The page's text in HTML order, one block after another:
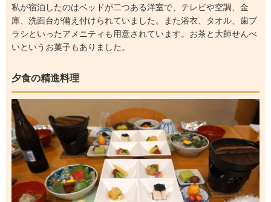
私が宿泊したのはベッドが二つある洋室で、テレビや空調、金
庫、洗面台が備え付けられていました。また浴衣、タオル、歯ブ
ラシといったアメニティも用意されています。お茶と大師せんべ
いというお菓子もありました。
夕食の精進料理